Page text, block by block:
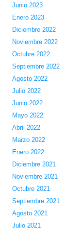
Junio 2023
Enero 2023
Diciembre 2022
Noviembre 2022
Octubre 2022
Septiembre 2022
Agosto 2022
Julio 2022
Junio 2022
Mayo 2022
Abril 2022
Marzo 2022
Enero 2022
Diciembre 2021
Noviembre 2021
Octubre 2021
Septiembre 2021
Agosto 2021
Julio 2021